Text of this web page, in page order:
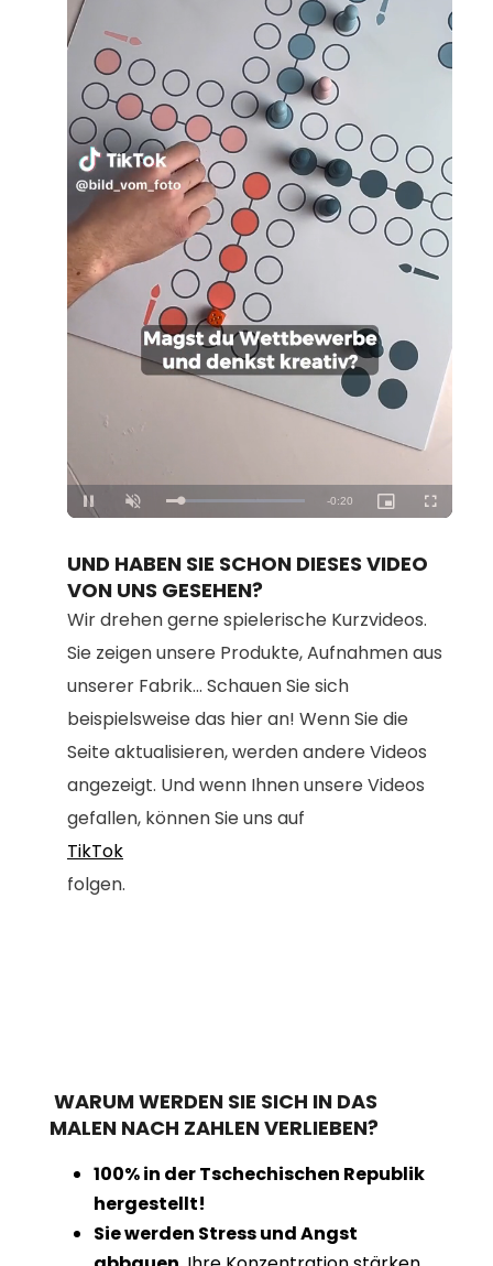
Unmute Loaded:
100.00%
UND HABEN SIE SCHON DIESES VIDEO
VON UNS GESEHEN?
Wir drehen gerne spielerische Kurzvideos.
Sie zeigen unsere Produkte, Aufnahmen aus
unserer Fabrik... Schauen Sie sich
beispielsweise das hier an! Wenn Sie die
Seite aktualisieren, werden andere Videos
angezeigt. Und wenn Ihnen unsere Videos
gefallen, können Sie uns auf
TikTok
folgen.
WARUM WERDEN SIE SICH IN DAS
MALEN NACH ZAHLEN VERLIEBEN?
100% in der Tschechischen Republik
hergestellt!
Sie werden Stress und Angst